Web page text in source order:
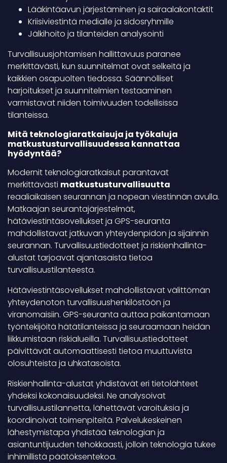
Lääkintäavun järjestäminen ja sairaalakontaktit
Kriisiviestintä medialle ja sidosryhmille
Jälkihoito ja tilanteiden analysointi
Turvallisuusjohtamisen hallittavuus paranee
merkittävästi, kun suunnitelmat ovat selkeitä ja
kaikkien osapuolten tiedossa. Säännölliset
harjoitukset ja suunnitelmien testaaminen
varmistavat niiden toimivuuden todellisissa
tilanteissa.
Mitä teknologiaratkaisuja ja työkaluja
matkustusturvallisuudessa kannattaa
hyödyntää?
Modernit teknologiaratkaisut parantavat
merkittävästi matkustusturvallisuutta
reaaliaikaisen seurannan ja nopean viestinnän avulla.
Matkaajan seurantajärjestelmät,
hätäviestintäsovellukset ja GPS-seuranta
mahdollistavat jatkuvan yhteydenpidon ja sijainnin
seurannan. Turvallisuustiedotteet ja riskienhallinta-
alustat tarjoavat ajantasaista tietoa
turvallisuustilanteesta.
Hätäviestintäsovellukset mahdollistavat välittömän
yhteydenoton turvallisuushenkilöstöön ja
viranomaisiin. GPS-seuranta auttaa paikantamaan
työntekijöitä hätätilanteissa ja seuraamaan heidän
liikkumistaan riskialueilla. Turvallisuustiedotteet
päivittävät automaattisesti tietoa muuttuvista
olosuhteista ja uhkatasoista.
Riskienhallinta-alustat yhdistävät eri tietolähteet
yhdeksi kokonaisuudeksi. Ne analysoivat
turvallisuustilannetta, lähettävät varoituksia ja
koordinoivat toimenpiteitä. Palvelukeskeinen
lähestymistapa yhdistää teknologian ja
asiantuntijuuden tehokkaasti, jolloin teknologia tukee
inhimillistä päätöksentekoa.